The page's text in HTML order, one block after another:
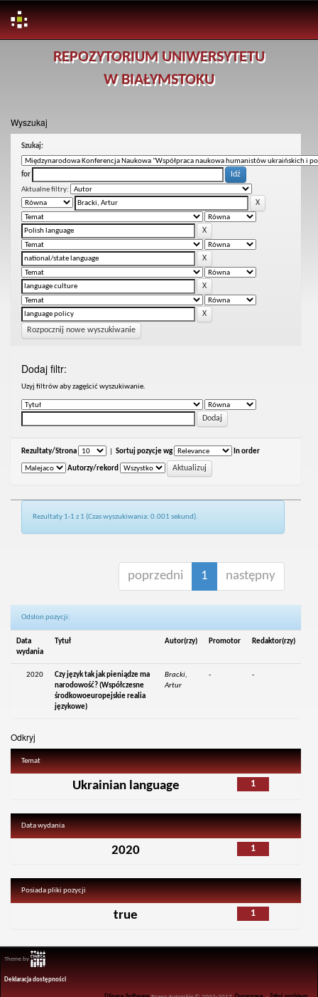
REPOZYTORIUM UNIWERSYTETU
W BIAŁYMSTOKU
Wyszukaj
Szukaj:
for
Aktualne filtry:
Rozpocznij nowe wyszukiwanie
Dodaj filtr:
Uzyj filtrów aby zagęścić wyszukiwanie.
Rezultaty/Strona Sortuj pozycje wg In order
Autorzy/rekord
Rezultaty 1-1 z 1 (Czas wyszukiwania: 0.001 sekund).
poprzedni 1 następny
Odsłon pozycji:
Data
wydania
Tytuł Autor(rzy) Promotor Redaktor(rzy)
2020
Czy język tak jak pieniądze ma
narodowość? (Współczesne
środkowoeuropejskie realia
językowe)
Bracki,
Artur
- -
Odkryj
Temat
1
Ukrainian language
Data wydania
1
2020
Posiada pliki pozycji
1
true
Theme by
Deklaracja dostępności